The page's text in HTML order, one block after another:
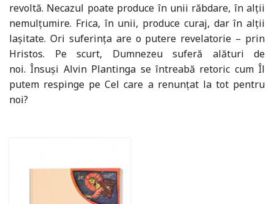
revoltă. Necazul poate produce în unii răbdare, în alții
nemulțumire. Frica, în unii, produce curaj, dar în alții
lașitate. Ori suferința are o putere revelatorie – prin
Hristos. Pe scurt, Dumnezeu suferă alături de
noi. Însuși Alvin Plantinga se întreabă retoric cum Îl
putem respinge pe Cel care a renunțat la tot pentru
noi?